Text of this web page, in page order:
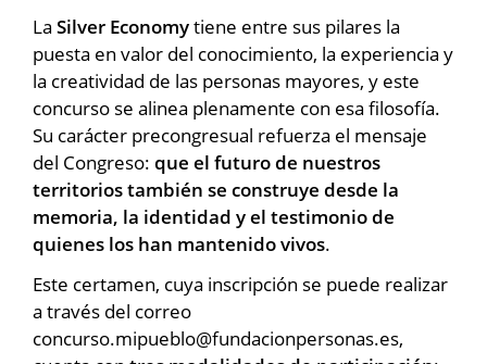
La Silver Economytiene entre sus pilares la
puesta en valor del conocimiento, la experiencia y
la creatividad de las personas mayores, y este
concurso se alinea plenamente con esa filosofía.
Su carácter precongresual refuerza el mensaje
del Congreso: que el futuro de nuestros
territorios también se construye desde la
memoria, la identidad y el testimonio de
quienes los han mantenido vivos.
Este certamen, cuya inscripción se puede realizar
a través del correo
concurso.mipueblo@fundacionpersonas.es,